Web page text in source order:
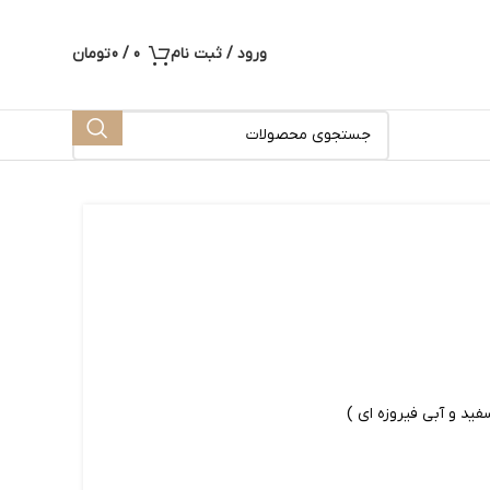
ورود / ثبت نام 0
/
0تومان
و آبی فیروزه ای )